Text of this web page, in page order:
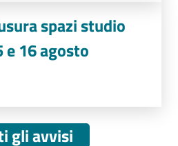
spazi studio
e 16 agosto
gli avvisi